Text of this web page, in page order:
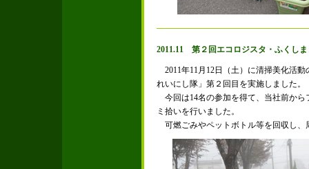
2011.11 第２回エコロジスタ・ふくし
2011年11月12日（土）に清掃美化活
れいにし隊」第２回目を実施しました。
今回は14名の参加を得て、当社前から
ミ拾いを行いました。
可燃ごみやペットボトル等を回収し、